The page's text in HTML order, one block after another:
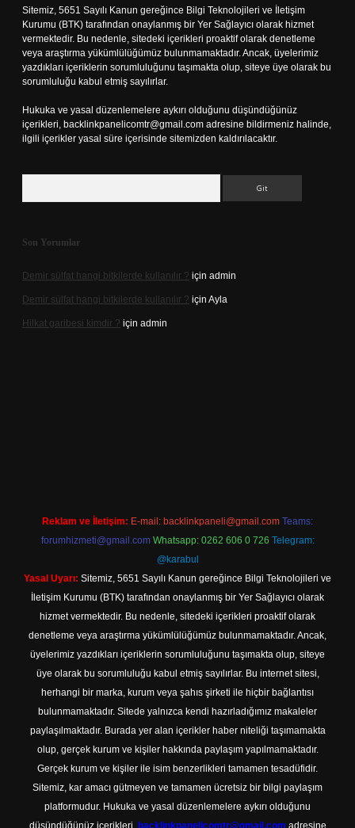
Sitemiz, 5651 Sayılı Kanun gereğince Bilgi Teknolojileri ve İletişim
Kurumu (BTK) tarafından onaylanmış bir Yer Sağlayıcı olarak hizmet
vermektedir. Bu nedenle, sitedeki içerikleri proaktif olarak denetleme
veya araştırma yükümlülüğümüz bulunmamaktadır. Ancak, üyelerimiz
yazdıkları içeriklerin sorumluluğunu taşımakta olup, siteye üye olarak bu
sorumluluğu kabul etmiş sayılırlar.
Hukuka ve yasal düzenlemelere aykırı olduğunu düşündüğünüz
içerikleri, backlinkpanelicomtr@gmail.com adresine bildirmeniz halinde,
ilgili içerikler yasal süre içerisinde sitemizden kaldırılacaktır.
Son Yorumlar
Demir sülfat hangi bitkilerde kullanılır ? için admin
Demir sülfat hangi bitkilerde kullanılır ? için Ayla
Hilkat garibesi kimdir ? için admin
Reklam ve İletişim: E-mail: backlinkpaneli@gmail.com Teams:
forumhizmeti@gmail.com Whatsapp: 0262 606 0 726 Telegram:
@karabul
Yasal Uyarı: Sitemiz, 5651 Sayılı Kanun gereğince Bilgi Teknolojileri ve
İletişim Kurumu (BTK) tarafından onaylanmış bir Yer Sağlayıcı olarak
hizmet vermektedir. Bu nedenle, sitedeki içerikleri proaktif olarak
denetleme veya araştırma yükümlülüğümüz bulunmamaktadır. Ancak,
üyelerimiz yazdıkları içeriklerin sorumluluğunu taşımakta olup, siteye
üye olarak bu sorumluluğu kabul etmiş sayılırlar. Bu internet sitesi,
herhangi bir marka, kurum veya şahıs şirketi ile hiçbir bağlantısı
bulunmamaktadır. Sitede yalnızca kendi hazırladığımız makaleler
paylaşılmaktadır. Burada yer alan içerikler haber niteliği taşımamakta
olup, gerçek kurum ve kişiler hakkında paylaşım yapılmamaktadır.
Gerçek kurum ve kişiler ile isim benzerlikleri tamamen tesadüfidir.
Sitemiz, kar amacı gütmeyen ve tamamen ücretsiz bir bilgi paylaşım
platformudur. Hukuka ve yasal düzenlemelere aykırı olduğunu
düşündüğünüz içerikleri,
backlinkpanelicomtr@gmail.com adresine